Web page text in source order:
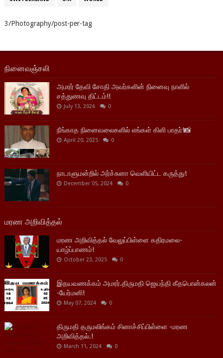
3/Photography/post-per-tag
நினைவஞ்சலி
அமரர் தேவி சோதி அவர்களின் நினைவு நாளில்
சத்துணவு திட்டம்!!
July 13, 2026 0
நீங்காத நினைவலைகளில் எங்கள் கிளி பாதர்!📸
April 20, 2025 0
நாடாளுமன்றில் அர்ச்சுனா வெளியிட்ட கருத்து!
December 05, 2024 0
மரண அறிவித்தல்
மரண அறிவித்தல் வேலுப்பிள்ளை கதிரமலை-
யாழ்ப்பாணம்!
October 23, 2025 0
இதயவணக்கம் அமரர்.திருமதி ஜெயந்தி கீதபொன்கலன்
-யேர்மனி!
May 07, 2024 0
திருமதி தருமலிங்கம் சினாச்சிப்பிள்ளை -மரண
அறிவித்தல்.!
March 11, 2024 0